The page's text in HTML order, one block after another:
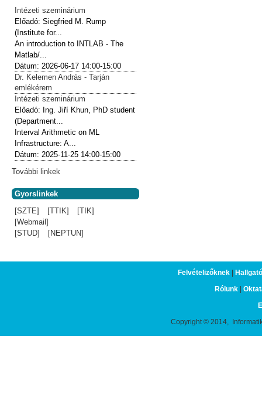
Intézeti szeminárium
Előadó:Siegfried M. Rump
(Institute for...
An introduction to INTLAB - The
Matlab/...
Dátum: 2026-06-17 14:00-15:00
Dr. Kelemen András - Tarján
emlékérem
Intézeti szeminárium
Előadó: Ing. Jiří Khun, PhD student
(Department...
Interval Arithmetic on ML
Infrastructure: A...
Dátum: 2025-11-25 14:00-15:00
További linkek
Gyorslinkek
[SZTE]
[TTIK]
[TIK]
[Webmail]
[STUD]
[NEPTUN]
Felvételizőknek|
Rólunk|
Copyright © 2014,